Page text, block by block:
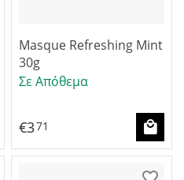
Masque Refreshing Mint
30g
Σε Απόθεμα
€371